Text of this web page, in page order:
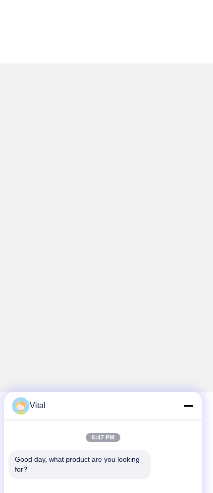
تلفن
Vital
6:47 PM
Good day, what product are you looking
for?